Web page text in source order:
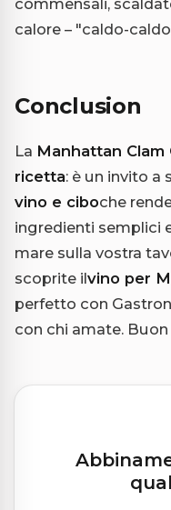
calore – "caldo-
Conclusion
La Manhattan Clam
ricetta: è un invito a
vino e ciboche
ingredienti semplici
mare sulla vostra
scoprite ilvino per
perfetto con
con chi amate.